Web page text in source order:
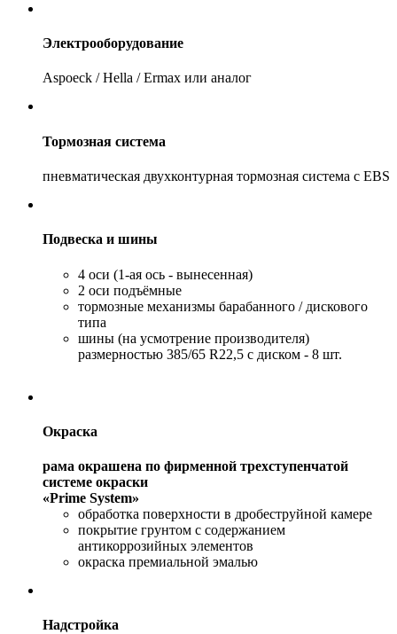
Электрооборудование
Aspoeck / Hella / Ermax или аналог
Тормозная система
пневматическая двухконтурная тормозная система c EBS
Подвеска и шины
4 оси (1-ая ось - вынесенная)
2 оси подъёмные
тормозные механизмы барабанного / дискового
типа
шины (на усмотрение производителя)
размерностью 385/65 R22,5 с диском - 8 шт.
Окраска
рама окрашена по фирменной трехступенчатой
системе окраски
«Prime System»
обработка поверхности в дробеструйной камере
покрытие грунтом с содержанием
антикоррозийных элементов
окраска премиальной эмалью
Надстройка